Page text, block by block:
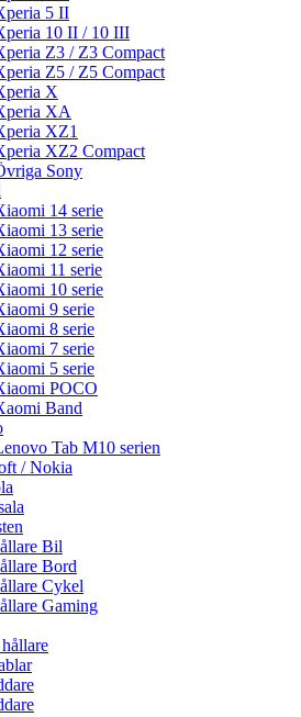
5 II
10 II / 10 III
Z3 / Z3 Compact
Z5 / Z5 Compact
X
XA
XZ1
XZ2 Compact
Sony
14 serie
13 serie
12 serie
11 serie
10 serie
9 serie
8 serie
7 serie
5 serie
POCO
Band
Tab M10 serien
/ Nokia
Bil
Bord
Cykel
Gaming